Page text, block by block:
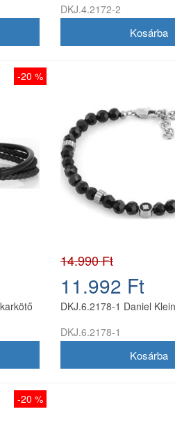
DKJ.4.2172-2
-20 %
14.990 Ft
11.992 Ft
DKJ.6.2178-1 Daniel
DKJ.6.2178-1
-20 %